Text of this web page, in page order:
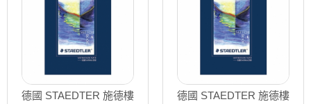
德國 STAEDTER 施德樓
德國 STAEDTER 施德樓